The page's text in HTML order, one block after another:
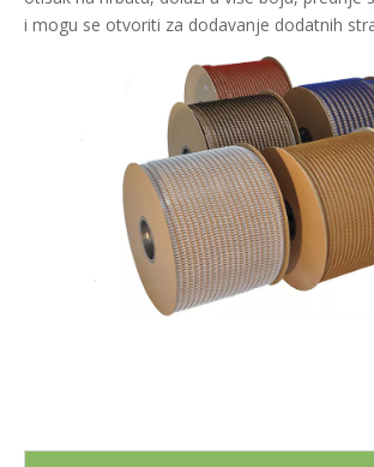
i mogu se otvoriti za dodavanje dodatnih